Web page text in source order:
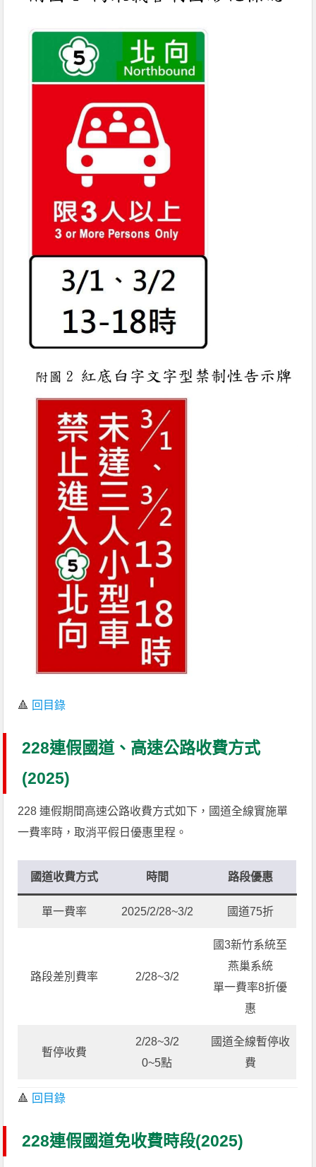
🔺 回目錄
228連假國道、高速公路收費方式
(2025)
228 連假期間高速公路收費方式如下，國道全線實施單
一費率時，取消平假日優惠里程。
國道收費方式 時間 路段優惠
單一費率 2025/2/28~3/2 國道75折
路段差別費率 2/28~3/2
國3新竹系統至
燕巢系統
單一費率8折優
惠
暫停收費
2/28~3/2
0~5點
國道全線暫停收
費
🔺 回目錄
228連假國道免收費時段(2025)